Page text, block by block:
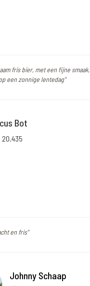
fris bier, met een fijne
een zonnige lentedag"
Bot
20.435
en fris"
Johnny Schaap